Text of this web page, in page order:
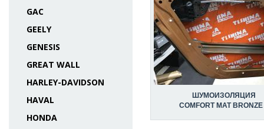
GAC
GEELY
GENESIS
GREAT WALL
HARLEY-DAVIDSON
HAVAL
HONDA
ШУМОИЗОЛЯЦИЯ
COMFORT MAT